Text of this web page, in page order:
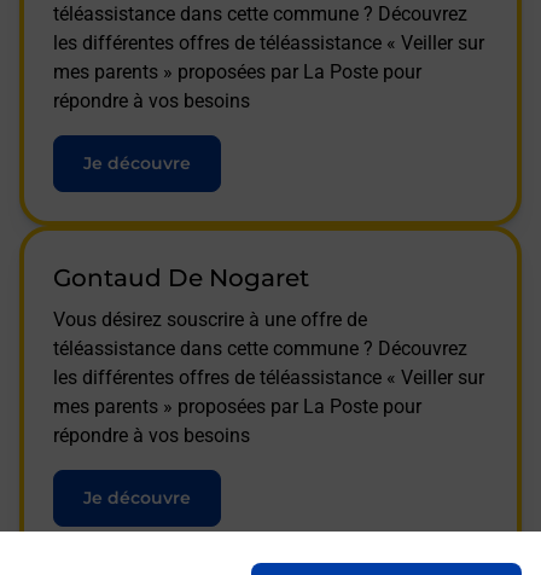
téléassistance dans cette commune ? Découvrez
les différentes offres de téléassistance « Veiller sur
mes parents » proposées par La Poste pour
répondre à vos besoins
Je découvre
Gontaud De Nogaret
Vous désirez souscrire à une offre de
téléassistance dans cette commune ? Découvrez
les différentes offres de téléassistance « Veiller sur
mes parents » proposées par La Poste pour
répondre à vos besoins
Je découvre